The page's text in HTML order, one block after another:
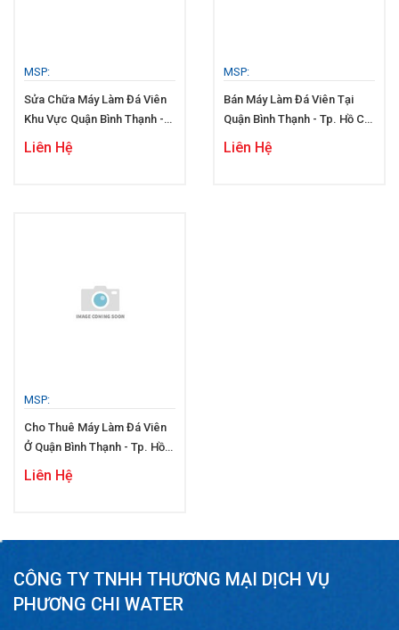
MSP:
Sửa Chữa Máy Làm Đá Viên
Khu Vực Quận Bình Thạnh -
Tp. Hồ Chí Minh
Liên Hệ
MSP:
Bán Máy Làm Đá Viên Tại
Quận Bình Thạnh - Tp. Hồ Chí
Minh
Liên Hệ
MSP:
Cho Thuê Máy Làm Đá Viên
Ở Quận Bình Thạnh - Tp. Hồ
Chí Minh
Liên Hệ
CÔNG TY TNHH THƯƠNG MẠI DỊCH VỤ
PHƯƠNG CHI WATER